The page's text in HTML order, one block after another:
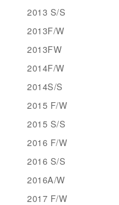
2013 S/S
2013F/W
2013FW
2014F/W
2014S/S
2015 F/W
2015 S/S
2016 F/W
2016 S/S
2016A/W
2017 F/W